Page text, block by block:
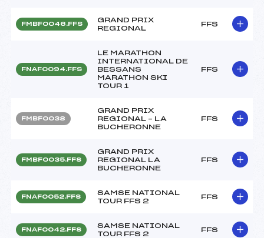
FMBF0046.FFS
GRAND PRIX
REGIONAL
FFS
FNAF0094.FFS
LE MARATHON
INTERNATIONAL DE
BESSANS
MARATHON SKI
TOUR 1
FFS
FMBF0038
GRAND PRIX
REGIONAL – LA
BUCHERONNE
FFS
FMBF0035.FFS
GRAND PRIX
REGIONAL LA
BUCHERONNE
FFS
FNAF0052.FFS
SAMSE NATIONAL
TOUR FFS 2
FFS
FNAF0042.FFS
SAMSE NATIONAL
TOUR FFS 2
FFS